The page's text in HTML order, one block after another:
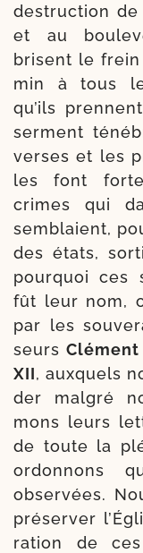
des­truc­tion de
et au
brisent le
min à tous
qu’ils
ser­ment
verses et les
les font
crimes qui
sem­blaient,
des états,
pour­quoi ces
fût leur nom,
par les
seursClément
XII, aux­quels
der mal­gré
mons leurs
de toute la
ordon­nons
obser­vées.
pré­ser­ver
ra­tion de